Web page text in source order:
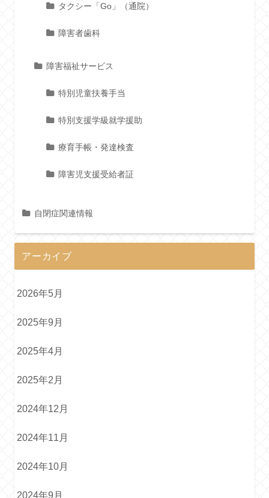
タクシー「Go」（通院）
障害者歯科
障害福祉サービス
特別児童扶養手当
特別支援学級就学援助
療育手帳・発達検査
障害児支援受給者証
自閉症関連情報
アーカイブ
2026年5月
2025年9月
2025年4月
2025年2月
2024年12月
2024年11月
2024年10月
2024年9月